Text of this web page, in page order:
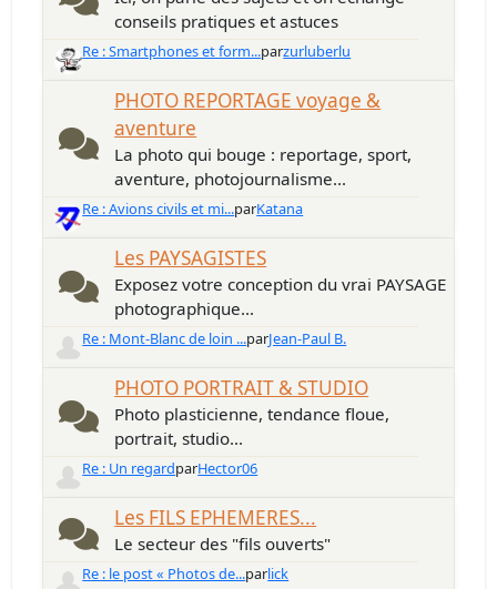
conseils pratiques et astuces
Re : Smartphones et form...parzurluberlu
PHOTO REPORTAGE voyage &
aventure
La photo qui bouge : reportage, sport,
aventure, photojournalisme...
Re : Avions civils et mi...parKatana
Les PAYSAGISTES
Exposez votre conception du vrai PAYSAGE
photographique...
Re : Mont-Blanc de loin ...parJean-Paul B.
PHOTO PORTRAIT & STUDIO
Photo plasticienne, tendance floue,
portrait, studio...
Re : Un regardparHector06
Les FILS EPHEMERES...
Le secteur des "fils ouverts"
Re : le post « Photos de...parlick